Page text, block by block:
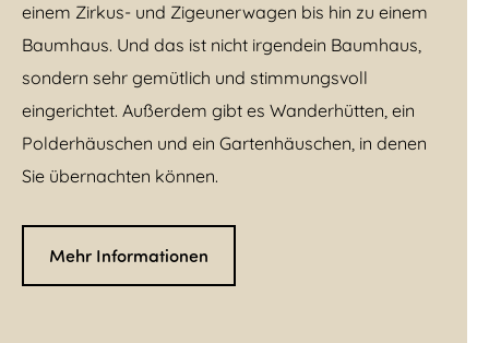
einem Zirkus- und Zigeunerwagen bis hin zu einem
Baumhaus. Und das ist nicht irgendein Baumhaus,
sondern sehr gemütlich und stimmungsvoll
eingerichtet. Außerdem gibt es Wanderhütten, ein
Polderhäuschen und ein Gartenhäuschen, in denen
Sie übernachten können.
Mehr Informationen